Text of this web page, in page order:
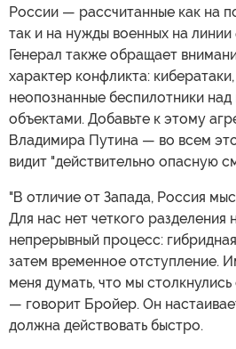
России — рассчитанные как на
так и на нужды военных на
Генерал также обращает
характер конфликта:
неопознанные беспилотники
объектами. Добавьте к этому
Владимира Путина — во всем
видит "действительно опасную
"В отличие от Запада, Россия
Для нас нет четкого
непрерывный процесс:
затем временное отступление.
меня думать, что мы
— говорит Бройер. Он
должна действовать быстро.